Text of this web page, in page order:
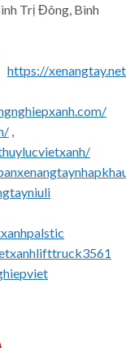
Trị Đông, Bình
https://xenangtay.net